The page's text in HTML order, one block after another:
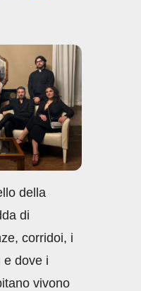
di
vi
di
della
di
corridoi, i
e dove i
vivono